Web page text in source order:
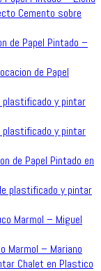
Cemento sobre
de Papel Pintado –
de Papel
y pintar
y pintar
de Papel Pintado en
plastificado y pintar
Marmol – Miguel
Marmol – Mariano
Chalet en Plastico